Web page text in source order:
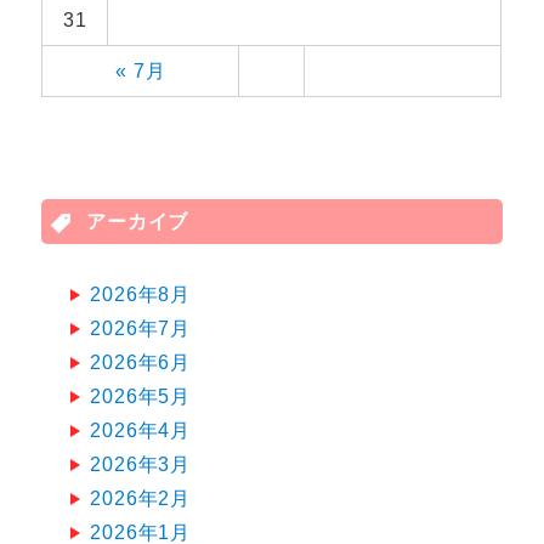
« 7月
31
アーカイブ
2026年8月
2026年7月
2026年6月
2026年5月
2026年4月
2026年3月
2026年2月
2026年1月